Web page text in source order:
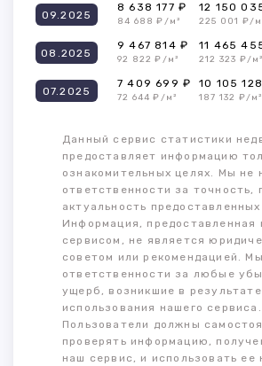
09.2025
8 638 177 ₽
84 688 ₽/м²
12 150
225 001 ₽/
08.2025
9 467 814 ₽
92 822 ₽/м²
11 465
212 323 ₽/м²
07.2025
7 409 699 ₽
72 644 ₽/м²
10 105
187 132 ₽/м²
Данный сервис статистики
предоставляет информацию
ознакомительных целях. Мы не
ответственности за точность,
актуальность
Информация, предоставленная
сервисом, не является
советом или рекомендацией.
ответственности за любые
ущерб, возникшие в результате
использования нашего сервиса.
Пользователи должны
проверять информацию,
наш сервис, и использовать ее